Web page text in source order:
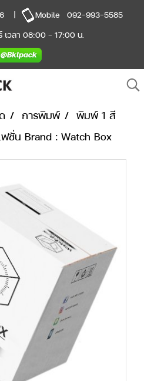
| Mobile 092-993-5585
เวลา 08:00 - 17:00 น.
การพิมพ์
พิมพ์ 1 สี
ชั่น Brand : Watch Box